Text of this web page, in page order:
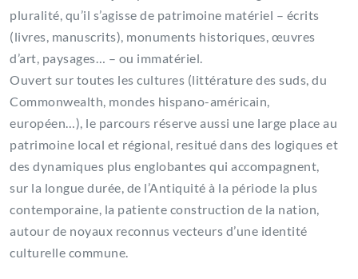
pluralité, qu’il s’agisse de patrimoine matériel – écrits
(livres, manuscrits), monuments historiques, œuvres
d’art, paysages… – ou immatériel.
Ouvert sur toutes les cultures (littérature des suds, du
Commonwealth, mondes hispano-américain,
européen…), le parcours réserve aussi une large place au
patrimoine local et régional, resitué dans des logiques et
des dynamiques plus englobantes qui accompagnent,
sur la longue durée, de l’Antiquité à la période la plus
contemporaine, la patiente construction de la nation,
autour de noyaux reconnus vecteurs d’une identité
culturelle commune.